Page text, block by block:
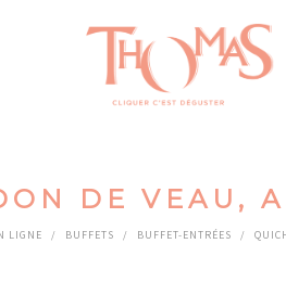
DE VEAU,
LIGNE / BUFFETS / BUFFET-ENTRÉES /